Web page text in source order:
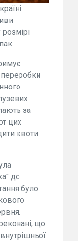
переробки
за
цих
квоти
до
було
що